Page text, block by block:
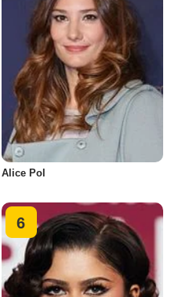
Alice Pol
6